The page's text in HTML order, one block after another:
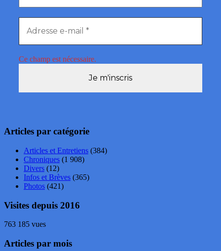
Ce champ est nécessaire.
Articles par catégorie
Articles et Entretiens (384)
Chroniques (1 908)
Divers (12)
Infos et Brèves (365)
Photos (421)
Visites depuis 2016
763 185 vues
Articles par mois